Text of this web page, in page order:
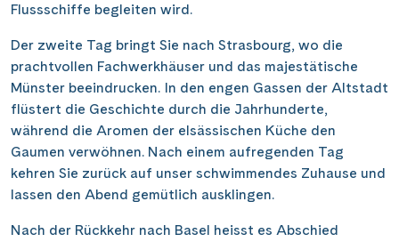
Flussschiffe begleiten wird.
Der zweite Tag bringt Sie nach Strasbourg, wo die
prachtvollen Fachwerkhäuser und das majestätische
Münster beeindrucken. In den engen Gassen der Altstadt
flüstert die Geschichte durch die Jahrhunderte,
während die Aromen der elsässischen Küche den
Gaumen verwöhnen. Nach einem aufregenden Tag
kehren Sie zurück auf unser schwimmendes Zuhause und
lassen den Abend gemütlich ausklingen.
Nach der Rückkehr nach Basel heisst es Abschied